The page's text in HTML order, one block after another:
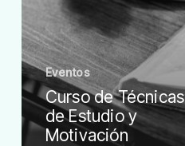
Eventos
Curso de Técnicas
de Estudio y
Motivación